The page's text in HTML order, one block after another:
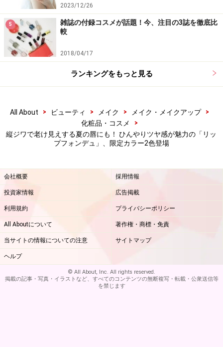
2023/12/26
5
雑誌の付録コスメが話題！今、注目の3誌を徹底比
較
2018/04/17
ランキングをもっと見る
All About > ビューティ > メイク > メイク・メイクアップ
>
化粧品・コスメ
>
縦ジワで老け見えする夏の唇にも！ ひんやりツヤ感が魅力の「リッ
プフォンデュ」、限定カラー2色登場
会社概要 採用情報
投資家情報 広告掲載
利用規約 プライバシーポリシー
All Aboutについて 著作権・商標・免責
当サイトの情報についての注意 サイトマップ
ヘルプ
© All About, Inc. All rights reserved.
掲載の記事・写真・イラストなど、すべてのコンテンツの無断複写・転載・公衆送信等
を禁じます